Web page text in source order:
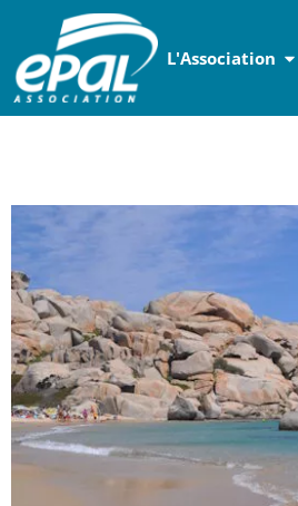
L'Association
Panneau de gestion des cookies